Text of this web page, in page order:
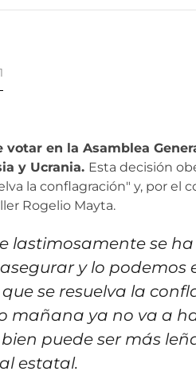
en la Asamblea
y Ucrania. Esta decisión
la conflagración" y, por el
Rogelio Mayta.
lastimosamente se
y lo podemos
se resuelva la
mañana ya no va a
puede ser más
estatal.